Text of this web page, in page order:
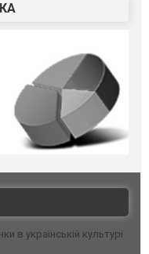
в українській культурі